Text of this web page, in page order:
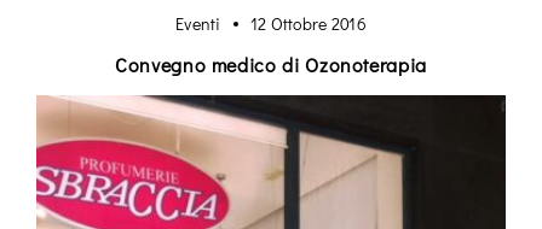
Eventi 12 Ottobre 2016
Convegno medico di Ozonoterapia